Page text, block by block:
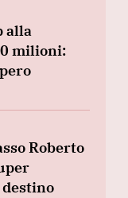
alla
milioni:
Roberto